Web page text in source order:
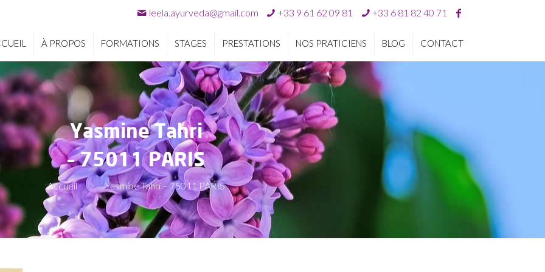
leela.ayurveda@gmail.com +33 9 61 62 09 81 +33 6 81 82 40 71
À PROPOS FORMATIONS STAGES PRESTATIONS NOS PRATICIENS BLOG CONTACT
Yasmine Tahri
– 75011 PARIS
Accueil Yasmine Tahri – 75011 PARIS